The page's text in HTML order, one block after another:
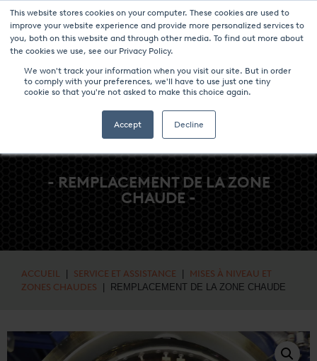
This website stores cookies on your computer. These cookies are used to
improve your website experience and provide more personalized services to
you, both on this website and through other media. To find out more about
the cookies we use, see our Privacy Policy.
We won't track your information when you visit our site. But in order
to comply with your preferences, we'll have to use just one tiny
cookie so that you're not asked to make this choice again.
Accept Decline
NOUVELLES ET ÉVÉNEMENTS MÉDIAS CARRIÈRES CONTACT
- REMPLACEMENT DE LA ZONE
CHAUDE -
ACCUEIL SERVICE ET ASSISTANCE
MISES À NIVEAU ET
ZONES CHAUDES | REMPLACEMENT DE LA ZONE CHAUDE